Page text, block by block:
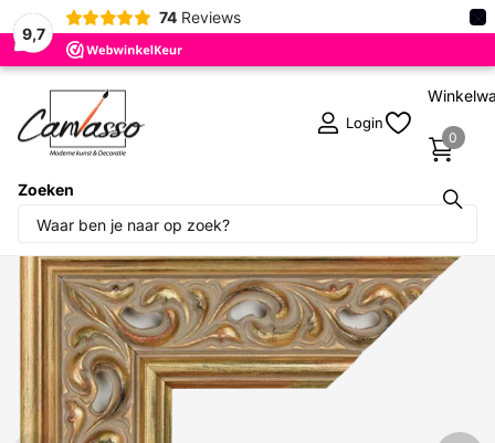
9,7
74 Reviews ×
Zoeken
Login
0
Deel dit product